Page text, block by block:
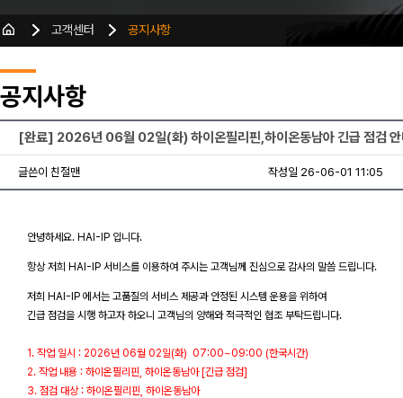
고객센터 공지사항
공지사항
[완료] 2026년 06월 02일(화) 하이온필리핀,하이온동남아 긴급 점검
글쓴이 친절맨 작성일 26-06-01 11:05
안녕하세요. HAI-IP 입니다.
항상 저희 HAI-IP 서비스를 이용하여 주시는 고객님께 진심으로 감사의 말씀 드립니다.
저희 HAI-IP 에서는 고품질의 서비스 제공과 안정된 시스템 운용을 위하여
긴급 점검을 시행 하고자 하오니 고객님의 양해와 적극적인 협조 부탁드립니다.
1. 작업 일시 : 2026년 06월 02일(화) 07:00~09:00 (한국시간)
2. 작업 내용 : 하이온필리핀, 하이온동남아 [긴급 점검]
3. 점검 대상 : 하이온필리핀, 하이온동남아